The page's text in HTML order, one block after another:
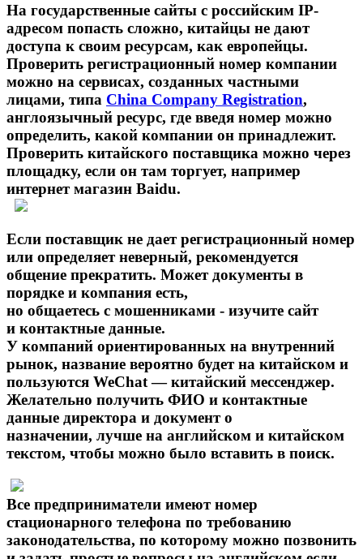
На государственные сайты с российским IP-
адресом попасть сложно, китайцы не дают
доступа к своим ресурсам, как европейцы.
Проверить регистрационный номер компании
можно на сервисах, созданных частными
лицами, типа China Company Registration,
англоязычный ресурс, где введя номер можно
определить, какой компании он принадлежит.
Проверить китайского поставщика можно через
площадку, если он там торгует, например
интернет магазин Baidu.
Если поставщик не дает регистрационный номер
или определяет неверный, рекомендуется
общение прекратить. Может документы в
порядке и компания есть,
но общаетесь с мошенниками - изучите сайт
и контактные данные.
У компаний ориентированных на внутренний
рынок, название вероятно будет на китайском и
пользуются WeChat — китайский мессенджер.
Желательно получить ФИО и контактные
данные директора и документ о
назначении, лучше на английском и китайском
текстом, чтобы можно было вставить в поиск.
Все предприниматели имеют номер
стационарного телефона по требованию
законодательства, по которому можно позвонить